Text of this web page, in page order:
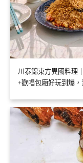
川泰錦東方異國料理
+歡唱包廂好玩到爆